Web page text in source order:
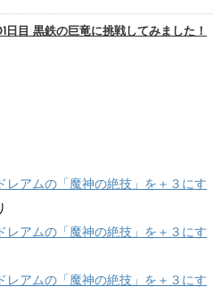
日目 黒鉄の巨竜に挑戦してみました！
レアムの「魔神の絶技」を＋３にす
レアムの「魔神の絶技」を＋３にす
レアムの「魔神の絶技」を＋３にす